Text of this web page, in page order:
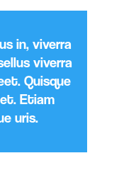
in, viverra
viverra
Quisque
Etiam
uris.